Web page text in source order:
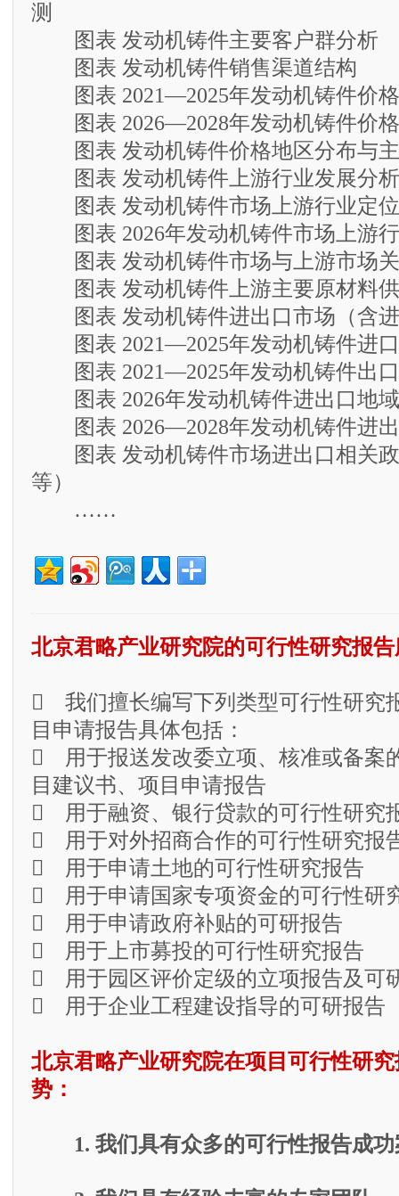
测
图表 发动机铸件主要客户群分析
图表 发动机铸件销售渠道结构
图表 2021—2025年发动机铸件价
图表 2026—2028年发动机铸件价
图表 发动机铸件价格地区分布与主
图表 发动机铸件上游行业发展分析
图表 发动机铸件市场上游行业定位
图表 2026年发动机铸件市场上游
图表 发动机铸件市场与上游市场
图表 发动机铸件上游主要原材料
图表 发动机铸件进出口市场（含进
图表 2021—2025年发动机铸件进
图表 2021—2025年发动机铸件出
图表 2026年发动机铸件进出口地
图表 2026—2028年发动机铸件进出
图表 发动机铸件市场进出口相关政
等）
……
北京君略产业研究院的可行性研究报
 我们擅长编写下列类型可行性研究
目申请报告具体包括：
 用于报送发改委立项、核准或备案
目建议书、项目申请报告
 用于融资、银行贷款的可行性研究
 用于对外招商合作的可行性研究报
 用于申请土地的可行性研究报告
 用于申请国家专项资金的可行性研
 用于申请政府补贴的可研报告
 用于上市募投的可行性研究报告
 用于园区评价定级的立项报告及可
 用于企业工程建设指导的可研报告
北京君略产业研究院在项目可行性研
势：
1. 我们具有众多的可行性报告成功